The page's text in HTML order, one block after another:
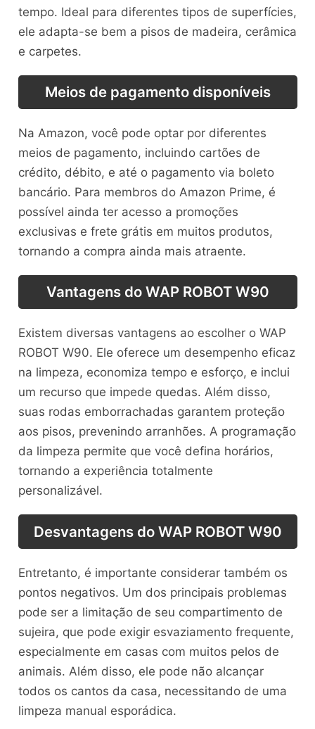
tempo. Ideal para diferentes tipos de superfícies,
ele adapta-se bem a pisos de madeira, cerâmica
e carpetes.
Meios de pagamento disponíveis
Na Amazon, você pode optar por diferentes
meios de pagamento, incluindo cartões de
crédito, débito, e até o pagamento via boleto
bancário. Para membros do Amazon Prime, é
possível ainda ter acesso a promoções
exclusivas e frete grátis em muitos produtos,
tornando a compra ainda mais atraente.
Vantagens do WAP ROBOT W90
Existem diversas vantagens ao escolher o WAP
ROBOT W90. Ele oferece um desempenho eficaz
na limpeza, economiza tempo e esforço, e inclui
um recurso que impede quedas. Além disso,
suas rodas emborrachadas garantem proteção
aos pisos, prevenindo arranhões. A programação
da limpeza permite que você defina horários,
tornando a experiência totalmente
personalizável.
Desvantagens do WAP ROBOT W90
Entretanto, é importante considerar também os
pontos negativos. Um dos principais problemas
pode ser a limitação de seu compartimento de
sujeira, que pode exigir esvaziamento frequente,
especialmente em casas com muitos pelos de
animais. Além disso, ele pode não alcançar
todos os cantos da casa, necessitando de uma
limpeza manual esporádica.